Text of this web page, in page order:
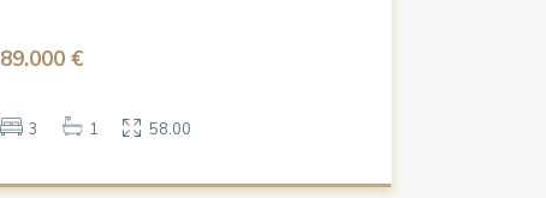
89.000 €
3 1 58.00